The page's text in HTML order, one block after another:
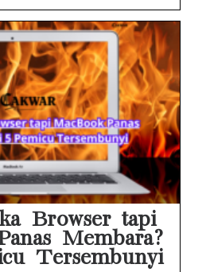
Browser tapi
Membara?
Tersembunyi